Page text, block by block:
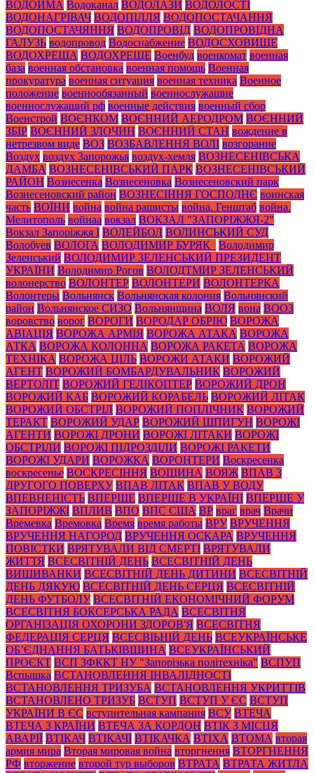
ВОДОЙМА Водоканал ВОДОЛАЗИ ВОДОЛОСТІ
ВОДОНАГРІВАЧ ВОДОПІЛЛЯ ВОДОПОСТАЧАННЯ
ВОДОПОСТАЧЯННЯ ВОДОПРОВІД ВОДОПРОВІДНА
ГАЛУЗЬ водопровод Водоснабжение ВОДОСХОВИЩЕ
ВОДОХРЕЩА ВОДОХРЕЩЕ Военбуд военкомат военная
база военная обстановка военная помощь Военная
прокуратура военная ситуация военная техника Военное
положение военнообязанный военнослужащие
военнослужащий рф военные действия военный сбор
Военстрой ВОЄНКОМ ВОЄННИЙ АЕРОДРОМ ВОЄННИЙ
ЗБІР ВОЄННИЙ ЗЛОЧИН ВОЄННИЙ СТАН вождение в
нетрезвом виде ВОЗ ВОЗБАВЛЕННЯ ВОЛІ возгорание
Воздух воздух Запорожья воздух-хемля ВОЗНЕСЕНІВСЬКА
ДАМБА ВОЗНЕСЕНІВСЬКИЙ ПАРК ВОЗНЕСЕНІВСЬКИЙ
РАЙОН Вознесенка Вознесеновка Вознесеновский парк
Вознесеновский район ВОЗНЕСІННЯ ГОСПОДНЄ воинская
часть ВОЇНИ война война рашисты война. Генштаб война.
Мелитополь войнаа вокзал ВОКЗАЛ "ЗАПОРІЖЖЯ-2"
Вокзал Запоріжжя І ВОЛЕЙБОЛ ВОЛИНСЬКИЙ СУД
Волобуев ВОЛОГА ВОЛОДИМИР БУРЯК_
Володимир
Зеленський ВОЛОДИМИР ЗЕЛЕНСЬКИЙ ПРЕЗИДЕНТ
УКРАЇНИ Володимир Рогов ВОЛОДТМИР ЗЕЛЕНСЬКИЙ
волонерство ВОЛОНТЕР ВОЛОНТЕРИ ВОЛОНТЕРКА
Волонтеры Вольнянск Вольнянская колония Вольнянский
район Вольнянское СИЗО Вольнянщина ВОЛЯ вона ВООЗ
воровство ворог ВОРОГИ ВОРОДАР ОБРІЮ ВОРОЖА
АВІАЦІЯ ВОРОЖА АРМІЯ ВОРОЖА АТАКА ВОРОЖА
АТКА ВОРОЖА КОЛОННА ВОРОЖА РАКЕТА ВОРОЖА
ТЕХНІКА ВОРОЖА ЦІЛЬ ВОРОЖИ АТАКИ ВОРОЖИЙ
АГЕНТ ВОРОЖИЙ БОМБАРДУВАЛЬНИК ВОРОЖИЙ
ВЕРТОЛІТ ВОРОЖИЙ ГЕЛІКОПТЕР ВОРОЖИЙ ДРОН
ВОРОЖИЙ КАБ ВОРОЖИЙ КОРАБЕЛЬ ВОРОЖИЙ ЛІТАК
ВОРОЖИЙ ОБСТРІЛ ВОРОЖИЙ ПОПЛІЧНИК ВОРОЖИЙ
ТЕРАКТ ВОРОЖИЙ УДАР ВОРОЖИЙ ШПИГУН ВОРОЖІ
АГЕНТИ ВОРОЖІ ДРОНИ ВОРОЖІ ЛІТАКИ ВОРОЖІ
ОБСТРІЛИ ВОРОЖІ ПІДРОЗДІЛИ ВОРОЖІ РАКЕТИ
ВОРОЖІ УДАРИ ВОРОЖКА ВОРОНТЕРИ Воскресенка
воскресенье ВОСКРЕСІННЯ ВОЩИНА ВОЯЖ ВПАВ З
ДРУГОГО ПОВЕРХУ ВПАВ ЛІТАК ВПАВ У ВОДУ
ВПЕВНЕНІСТЬ ВПЕРШЕ ВПЕРШЕ В УКРАЇНІ ВПЕРШЕ У
ЗАПОРІЖЖІ ВПЛИВ ВПО ВПС США ВР враг врач Врачи
Времевка Времовка Время время работы ВРУ ВРУЧЕННЯ
ВРУЧЕННЯ НАГОРОД ВРУЧЕННЯ ОСКАРА ВРУЧЕННЯ
ПОВІСТКИ ВРЯТУВАЛИ ВІД СМЕРТІ ВРЯТУВАЛИ
ЖИТТЯ ВСЕСВІТНІЙ ДЕНЬ ВСЕСВІТНІЙ ДЕНЬ
ВИШИВАНКИ ВСЕСВІТНІЙ ДЕНЬ ДИТИНИ ВСЕСВІТНІЙ
ДЕНЬ ДЯКУЮ ВСЕСВІТНІЙ ДЕНЬ СЕРЦЯ ВСЕСВІТНІЙ
ДЕНЬ ФУТБОЛУ ВСЕСВІТНІЙ ЕКОНОМІЧНИЙ ФОРУМ
ВСЕСВІТНЯ БОКСЕРСЬКА РАДА ВСЕСВІТНЯ
ОРГАНІЗАЦІЯ ОХОРОНИ ЗДОРОВ'Я ВСЕСВІТНЯ
ФЕДЕРАЦІЯ СЕРЦЯ ВСЕСВІЬНІЙ ДЕНЬ ВСЕУКРАЇНСЬКЕ
ОБ’ЄДНАННЯ БАТЬКІВЩИНА ВСЕУКРАЇНСЬКИЙ
ПРОЄКТ ВСП ЗФККТ НУ "Запорізька політехніка" ВСПУП
Вспышка ВСТАНОВЛЕННЯ ІНВАЛІДНОСТІ
ВСТАНОВЛЕННЯ ТРИЗУБА ВСТАНОВЛЕННЯ УКРИТТІВ
ВСТАНОВЛЕНО ТРИЗУБ ВСТУП ВСТУП У ЄС ВСТУП
УКРАЇНИ В ЄС вступительная кампания ВСУ ВТЕЧА
ВТЕЧА З КРАЇНИ ВТЕЧА ЗА КОРДОН ВТІК З МІСЦЯ
АВАРІЇ ВТІКАЧ ВТІКАЧІ ВТІКАЧКА ВТІХА ВТОМА вторая
армия мира Вторая мировая война вторгнення ВТОРГНЕННЯ
РФ вторжение второй тур выборов ВТРАТА ВТРАТА ЖИТЛА